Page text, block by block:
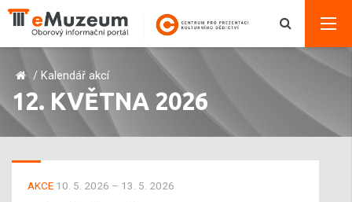
/ Kalendář akcí
12. KVĚTNA 2026
AKCE 10. 5. 2026 – 13. 5. 2026